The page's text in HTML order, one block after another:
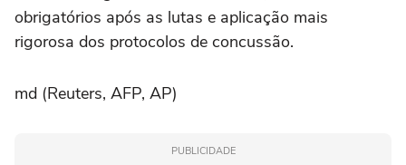
obrigatórios após as lutas e aplicação mais
rigorosa dos protocolos de concussão.
md (Reuters, AFP, AP)
PUBLICIDADE